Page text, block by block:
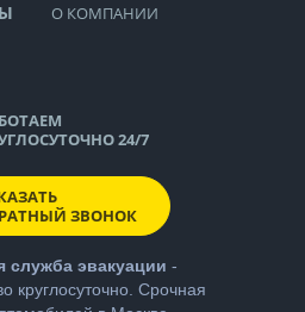
О КОМПАНИИ
24/7
ЗВОНОК
служба эвакуации -
круглосуточно. Срочная